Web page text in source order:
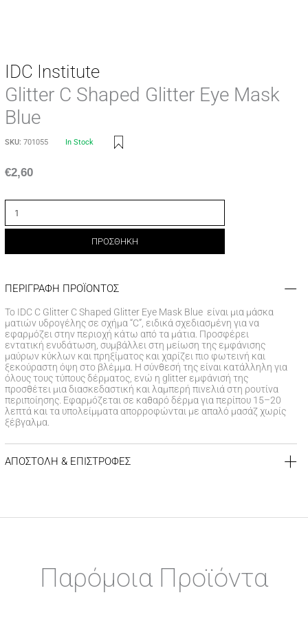
IDC Institute
Glitter C Shaped Glitter Eye Mask
Blue
SKU: 701055 In Stock
€2,60
ΠΡΟΣΘΗΚΗ
ΠΕΡΙΓΡΑΦΗ ΠΡΟΪΟΝΤΟΣ
Το IDC C Glitter C Shaped Glitter Eye Mask Blue είναι μια μάσκα
ματιών υδρογέλης σε σχήμα “C”, ειδικά σχεδιασμένη για να
εφαρμόζει στην περιοχή κάτω από τα μάτια. Προσφέρει
εντατική ενυδάτωση, συμβάλλει στη μείωση της εμφάνισης
μαύρων κύκλων και πρηξίματος και χαρίζει πιο φωτεινή και
ξεκούραστη όψη στο βλέμμα. Η σύνθεσή της είναι κατάλληλη για
όλους τους τύπους δέρματος, ενώ η glitter εμφάνισή της
προσθέτει μια διασκεδαστική και λαμπερή πινελιά στη ρουτίνα
περιποίησης. Εφαρμόζεται σε καθαρό δέρμα για περίπου 15–20
λεπτά και τα υπολείμματα απορροφώνται με απαλό μασάζ χωρίς
ξέβγαλμα.
ΑΠΟΣΤΟΛΗ & ΕΠΙΣΤΡΟΦΕΣ
Έξοδα αποστολής3,99 €για αγορές κάτω των 39€
ημερών
Αποστολή σε νησιωτικούς προορισμούς εντός 1-3 εργάσιμων
Παρόμοια Προϊόντα